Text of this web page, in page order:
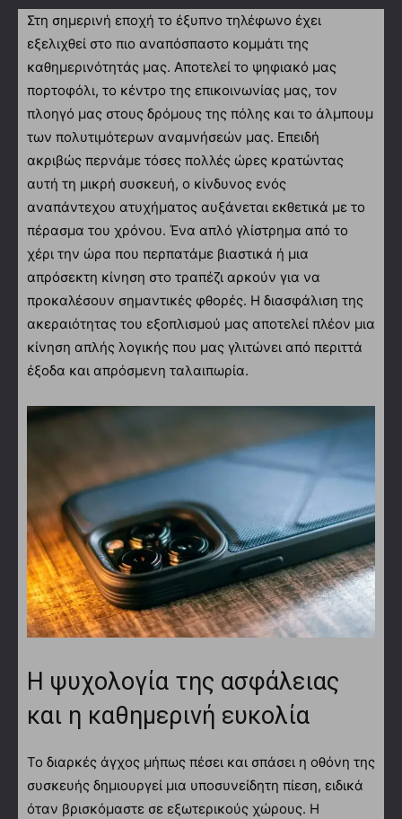
Στη σημερινή εποχή το έξυπνο τηλέφωνο έχει
εξελιχθεί στο πιο αναπόσπαστο κομμάτι της
καθημερινότητάς μας. Αποτελεί το ψηφιακό μας
πορτοφόλι, το κέντρο της επικοινωνίας μας, τον
πλοηγό μας στους δρόμους της πόλης και το άλμπουμ
των πολυτιμότερων αναμνήσεών μας. Επειδή
ακριβώς περνάμε τόσες πολλές ώρες κρατώντας
αυτή τη μικρή συσκευή, ο κίνδυνος ενός
αναπάντεχου ατυχήματος αυξάνεται εκθετικά με το
πέρασμα του χρόνου. Ένα απλό γλίστρημα από το
χέρι την ώρα που περπατάμε βιαστικά ή μια
απρόσεκτη κίνηση στο τραπέζι αρκούν για να
προκαλέσουν σημαντικές φθορές. Η διασφάλιση της
ακεραιότητας του εξοπλισμού μας αποτελεί πλέον μια
κίνηση απλής λογικής που μας γλιτώνει από περιττά
έξοδα και απρόσμενη ταλαιπωρία.
Η ψυχολογία της ασφάλειας
και η καθημερινή ευκολία
Το διαρκές άγχος μήπως πέσει και σπάσει η οθόνη της
συσκευής δημιουργεί μια υποσυνείδητη πίεση, ειδικά
όταν βρισκόμαστε σε εξωτερικούς χώρους. Η